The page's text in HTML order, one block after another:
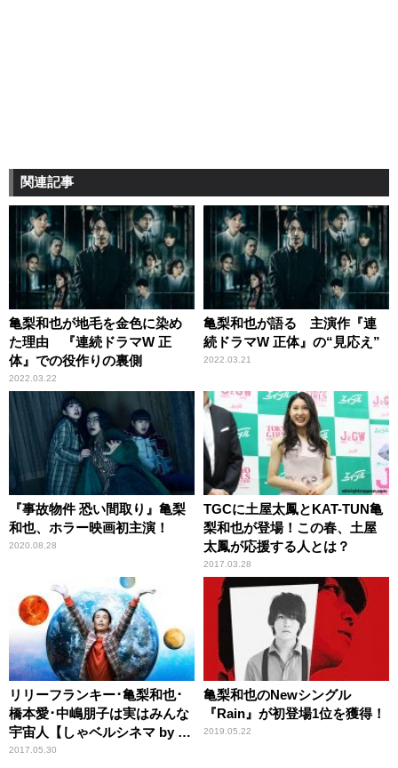
関連記事
亀梨和也が地毛を金色に染め
た理由 『連続ドラマW 正
体』での役作りの裏側
2022.03.22
亀梨和也が語る 主演作『連
続ドラマW 正体』の“見応え”
2022.03.21
『事故物件 恐い間取り』亀梨
和也、ホラー映画初主演！
2020.08.28
TGCに土屋太鳳とKAT-TUN亀
梨和也が登場！この春、土屋
太鳳が応援する人とは？
2017.03.28
リリーフランキー･亀梨和也･
橋本愛･中嶋朋子は実はみんな
宇宙人【しゃベルシネマ by 八
雲ふみね･第213回】
2017.05.30
亀梨和也のNewシングル
『Rain』が初登場1位を獲得！
2019.05.22